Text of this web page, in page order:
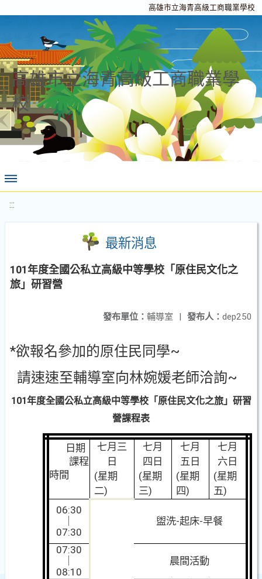
高雄市立海青高級工商職業學校
高雄市立海青高級工商職業學
校
:::
最新消息
101年度全國公私立高級中等學校「原住民文化之
旅」研習營
發布人： dep250
發布單位： 輔導室 |
*欲報名參加的原住民同學~
請速速至輔導室向林婉媛老師洽詢~
101年度全國公私立高級中等學校「原住民文化之旅」研習
營課程表
日期
課程
時間
七月三
日
(星期
二)
七月
四日
(星期
三)
七月
五日
(星期
四)
七月
六日
(星期
五)
06:30
07:30
盥洗-起床-早餐
07:30
08:10
晨間活動